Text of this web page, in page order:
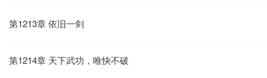
第1213章 依旧一剑
第1214章 天下武功，唯快不破